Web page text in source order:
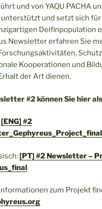
und von YAQU PACHA
und setzt sich für
Delfinpopulation
Newsletter erfahren Sie
Kooperationen und
der Art dienen.
#2 können Sie hier
[ENG] #2
[PT] #2 Newsletter –
zum Projekt